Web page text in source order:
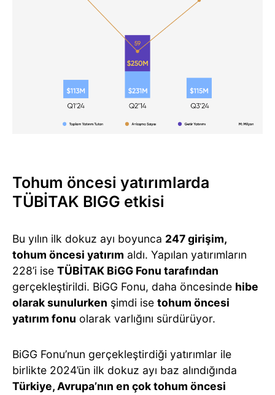
Tohum öncesi yatırımlarda
TÜBİTAK BIGG etkisi
Bu yılın ilk dokuz ayı boyunca 247 girişim,
tohum öncesi yatırım aldı. Yapılan yatırımların
228’i ise TÜBİTAK BiGG Fonu tarafından
gerçekleştirildi. BiGG Fonu, daha öncesinde hibe
olarak sunulurken şimdi ise tohum öncesi
yatırım fonu olarak varlığını sürdürüyor.
BiGG Fonu’nun gerçekleştirdiği yatırımlar ile
birlikte 2024’ün ilk dokuz ayı baz alındığında
Türkiye, Avrupa’nın en çok tohum öncesi